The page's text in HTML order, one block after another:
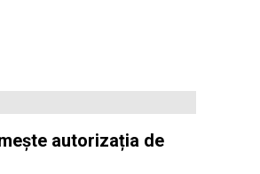
autorizația de